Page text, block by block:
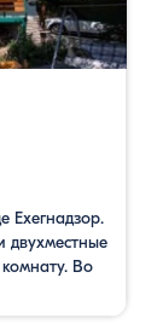
Ехегнадзор.
двухместные
Во